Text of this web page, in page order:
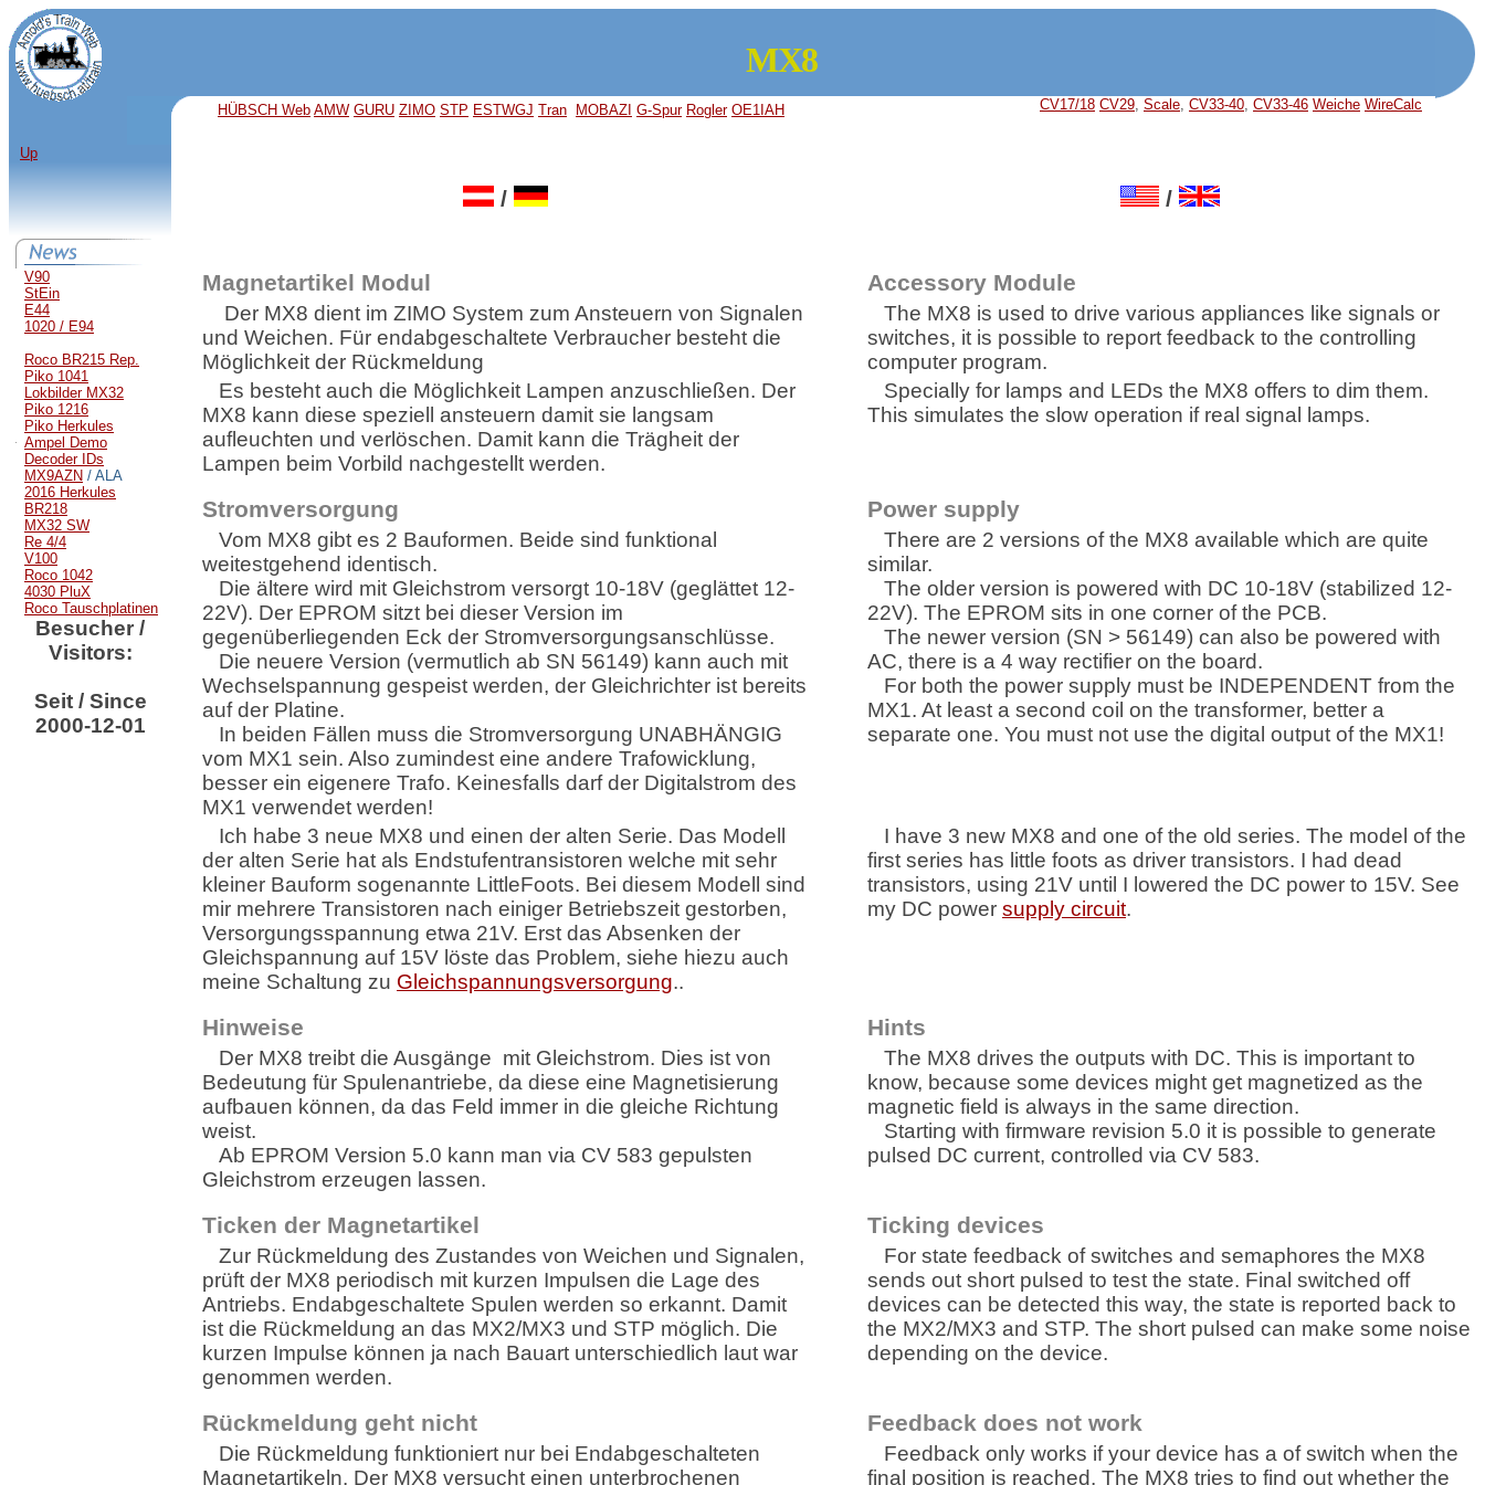
MX8
HÜBSCH Web AMW GURU ZIMO STP ESTWGJ Tran MOBAZI G-Spur Rogler OE1IAH CV17/18 CV29, Scale, CV33-40, CV33-46 Weiche WireCalc
Up
V90
StEin
E44
1020 / E94
Roco BR215 Rep.
Piko 1041
Lokbilder MX32
Piko 1216
Piko Herkules
Ampel Demo
Decoder IDs
MX9AZN / ALA
2016 Herkules
BR218
MX32 SW
Re 4/4
V100
Roco 1042
4030 PluX
Roco Tauschplatinen
Besucher /
Visitors:
Seit / Since
2000-12-01
/ /
Magnetartikel Modul Accessory Module
Der MX8 dient im ZIMO System zum Ansteuern von Signalen
und Weichen. Für endabgeschaltete Verbraucher besteht die
Möglichkeit der Rückmeldung
The MX8 is used to drive various appliances like signals or
switches, it is possible to report feedback to the controlling
computer program.
Es besteht auch die Möglichkeit Lampen anzuschließen. Der
MX8 kann diese speziell ansteuern damit sie langsam
aufleuchten und verlöschen. Damit kann die Trägheit der
Lampen beim Vorbild nachgestellt werden.
Specially for lamps and LEDs the MX8 offers to dim them.
This simulates the slow operation if real signal lamps.
Stromversorgung Power supply
Vom MX8 gibt es 2 Bauformen. Beide sind funktional
weitestgehend identisch.
Die ältere wird mit Gleichstrom versorgt 10-18V (geglättet 12-
22V). Der EPROM sitzt bei dieser Version im
gegenüberliegenden Eck der Stromversorgungsanschlüsse.
Die neuere Version (vermutlich ab SN 56149) kann auch mit
Wechselspannung gespeist werden, der Gleichrichter ist bereits
auf der Platine.
In beiden Fällen muss die Stromversorgung UNABHÄNGIG
vom MX1 sein. Also zumindest eine andere Trafowicklung,
besser ein eigenere Trafo. Keinesfalls darf der Digitalstrom des
MX1 verwendet werden!
There are 2 versions of the MX8 available which are quite
similar.
The older version is powered with DC 10-18V (stabilized 12-
22V). The EPROM sits in one corner of the PCB.
The newer version (SN > 56149) can also be powered with
AC, there is a 4 way rectifier on the board.
For both the power supply must be INDEPENDENT from the
MX1. At least a second coil on the transformer, better a
separate one. You must not use the digital output of the MX1!
Ich habe 3 neue MX8 und einen der alten Serie. Das Modell
der alten Serie hat als Endstufentransistoren welche mit sehr
kleiner Bauform sogenannte LittleFoots. Bei diesem Modell sind
mir mehrere Transistoren nach einiger Betriebszeit gestorben,
Versorgungsspannung etwa 21V. Erst das Absenken der
Gleichspannung auf 15V löste das Problem, siehe hiezu auch
meine Schaltung zu Gleichspannungsversorgung..
I have 3 new MX8 and one of the old series. The model of the
first series has little foots as driver transistors. I had dead
transistors, using 21V until I lowered the DC power to 15V. See
my DC power supply circuit.
Hinweise Hints
Der MX8 treibt die Ausgänge mit Gleichstrom. Dies ist von
Bedeutung für Spulenantriebe, da diese eine Magnetisierung
aufbauen können, da das Feld immer in die gleiche Richtung
weist.
Ab EPROM Version 5.0 kann man via CV 583 gepulsten
Gleichstrom erzeugen lassen.
The MX8 drives the outputs with DC. This is important to
know, because some devices might get magnetized as the
magnetic field is always in the same direction.
Starting with firmware revision 5.0 it is possible to generate
pulsed DC current, controlled via CV 583.
Ticken der Magnetartikel Ticking devices
Zur Rückmeldung des Zustandes von Weichen und Signalen,
prüft der MX8 periodisch mit kurzen Impulsen die Lage des
Antriebs. Endabgeschaltete Spulen werden so erkannt. Damit
ist die Rückmeldung an das MX2/MX3 und STP möglich. Die
kurzen Impulse können ja nach Bauart unterschiedlich laut war
genommen werden.
For state feedback of switches and semaphores the MX8
sends out short pulsed to test the state. Final switched off
devices can be detected this way, the state is reported back to
the MX2/MX3 and STP. The short pulsed can make some noise
depending on the device.
Rückmeldung geht nicht Feedback does not work
Die Rückmeldung funktioniert nur bei Endabgeschalteten
Magnetartikeln. Der MX8 versucht einen unterbrochenen
Feedback only works if your device has a of switch when the
final position is reached. The MX8 tries to find out whether the